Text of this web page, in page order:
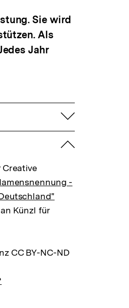
Sie wird
Als
Jahr
aufklappen
zuklappen
-
Künzl für
CC BY-NC-ND